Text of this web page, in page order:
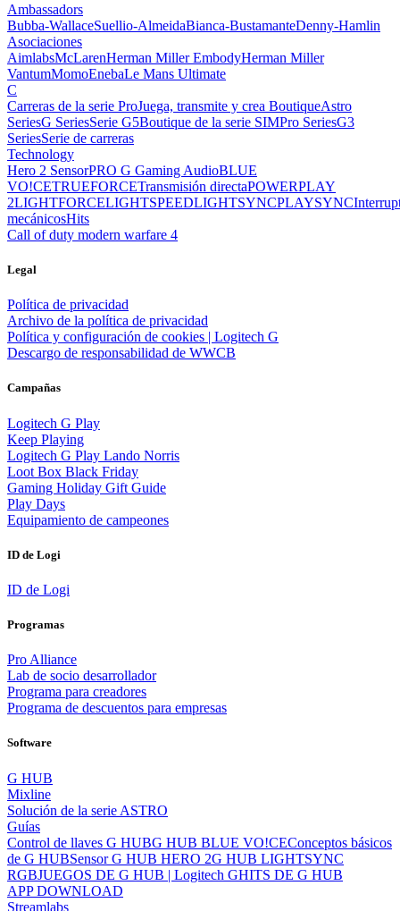
Ambassadors
Bubba-WallaceSuellio-AlmeidaBianca-BustamanteDenny-Hamlin
Asociaciones
AimlabsMcLarenHerman Miller EmbodyHerman Miller
VantumMomoEnebaLe Mans Ultimate
C
Carreras de la serie ProJuega, transmite y crea BoutiqueAstro
SeriesG SeriesSerie G5Boutique de la serie SIMPro SeriesG3
SeriesSerie de carreras
Technology
Hero 2 SensorPRO G Gaming AudioBLUE
VO!CETRUEFORCETransmisión directaPOWERPLAY
2LIGHTFORCELIGHTSPEEDLIGHTSYNCPLAYSYNC
mecánicosHits
Call of duty modern warfare 4
Legal
Política de privacidad
Archivo de la política de privacidad
Política y configuración de cookies | Logitech G
Descargo de responsabilidad de WWCB
Campañas
Logitech G Play
Keep Playing
Logitech G Play Lando Norris
Loot Box Black Friday
Gaming Holiday Gift Guide
Play Days
Equipamiento de campeones
ID de Logi
ID de Logi
Programas
Pro Alliance
Lab de socio desarrollador
Programa para creadores
Programa de descuentos para empresas
Software
G HUB
Mixline
Solución de la serie ASTRO
Guías
Control de llaves G HUBG HUB BLUE VO!CEConceptos básicos
de G HUBSensor G HUB HERO 2G HUB LIGHTSYNC
RGBJUEGOS DE G HUB | Logitech GHITS DE G HUB
APP DOWNLOAD
Streamlabs